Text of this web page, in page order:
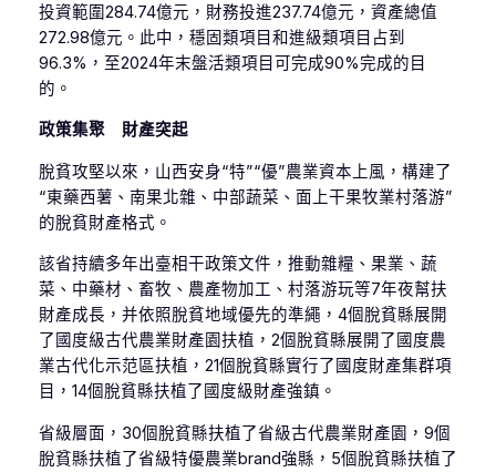
投資範圍284.74億元，財務投進237.74億元，資產總值
272.98億元。此中，穩固類項目和進級類項目占到
96.3%，至2024年末盤活類項目可完成90%完成的目
的。
政策集聚 財產突起
脫貧攻堅以來，山西安身“特”“優”農業資本上風，構建了
“東藥西薯、南果北雜、中部蔬菜、面上干果牧業村落游”
的脫貧財產格式。
該省持續多年出臺相干政策文件，推動雜糧、果業、蔬
菜、中藥材、畜牧、農產物加工、村落游玩等7年夜幫扶
財產成長，并依照脫貧地域優先的準繩，4個脫貧縣展開
了國度級古代農業財產園扶植，2個脫貧縣展開了國度農
業古代化示范區扶植，21個脫貧縣實行了國度財產集群項
目，14個脫貧縣扶植了國度級財產強鎮。
省級層面，30個脫貧縣扶植了省級古代農業財產園，9個
脫貧縣扶植了省級特優農業brand強縣，5個脫貧縣扶植了